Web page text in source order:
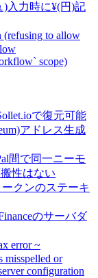
)入力時に¥(円)記
(refusing to allow
scope)
で復元可能
アドレス生成
間で同一ニーモ
性はない
ークンのステーキ
のサーバダ
error ~
misspelled or
configuration